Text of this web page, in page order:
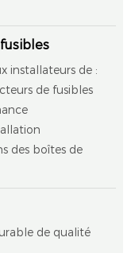
installateurs de :
de fusibles
des boîtes de
de qualité